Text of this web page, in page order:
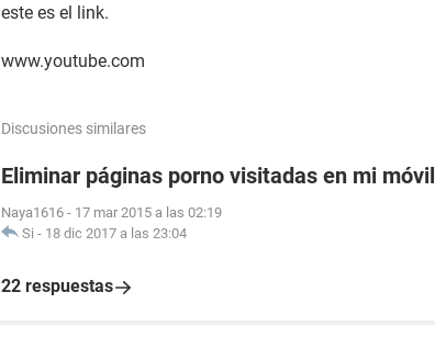
este es el link.
www.youtube.com
Discusiones similares
Eliminar páginas porno visitadas en mi móvil
Naya1616 - 17 mar 2015 a las 02:19
Si - 18 dic 2017 a las 23:04
22 respuestas